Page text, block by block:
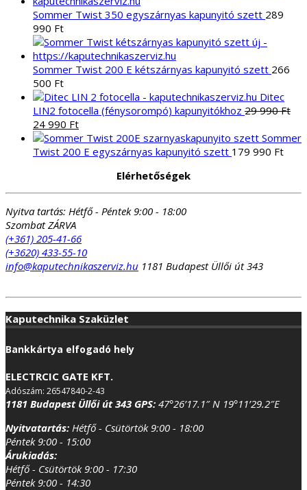
Sommer Twist 350 egyszárnyas kapunyitó szett 289
990 Ft
Sommer Twist 200 E kétszárnyas kapunyitó szett 266
500 Ft
Ditec
LIN2 fotocella (fénysorompó) kapunyitókhoz 29 990Ft
Original
price
was:
24 990 FtCurrent
price
is:
Sommer
Twist 200 E egyszárnyas kapunyitó szett 179 990 Ft
Elérhetőségek
Nyitva tartás: Hétfő - Péntek 9:00 - 18:00
Szombat ZÁRVA
(+361) 205-41-66
(+3620) 433-55-10
info@kaputechnikaszerviz.hu 1181 Budapest Üllői út 343
Kaputechnika Szaküzlet
Bankkártya elfogadó hely
ELECTRCIC GATE KFT.
Adószám: 26547840-2-43
1181 Budapest Üllői út 343 GPS: 47°26’17.1″ N 19°11’29.2″E
Nyitvatartás: Hétfő - Csütörtök 9:00 - 18:00
Péntek 9:00 - 15:00
Árukiadás:
Hétfő - Csütörtök 9:00 - 17:30
Péntek 9:00 - 14:30